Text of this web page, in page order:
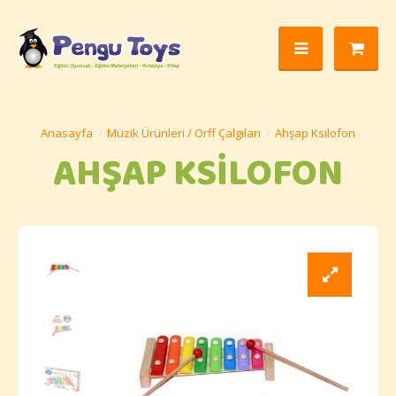
Müzik Ürünleri / Orff Çalgıları Ahşap Ksilofon
AHŞAP KSILOFON